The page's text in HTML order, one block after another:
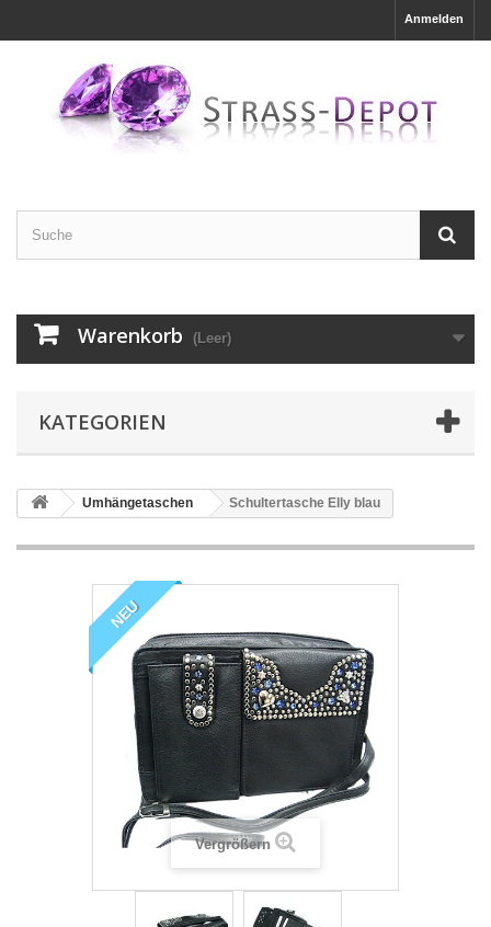
Anmelden
Warenkorb (Leer)
KATEGORIEN
Umhängetaschen Schultertasche Elly blau
NEU
Vergrößern